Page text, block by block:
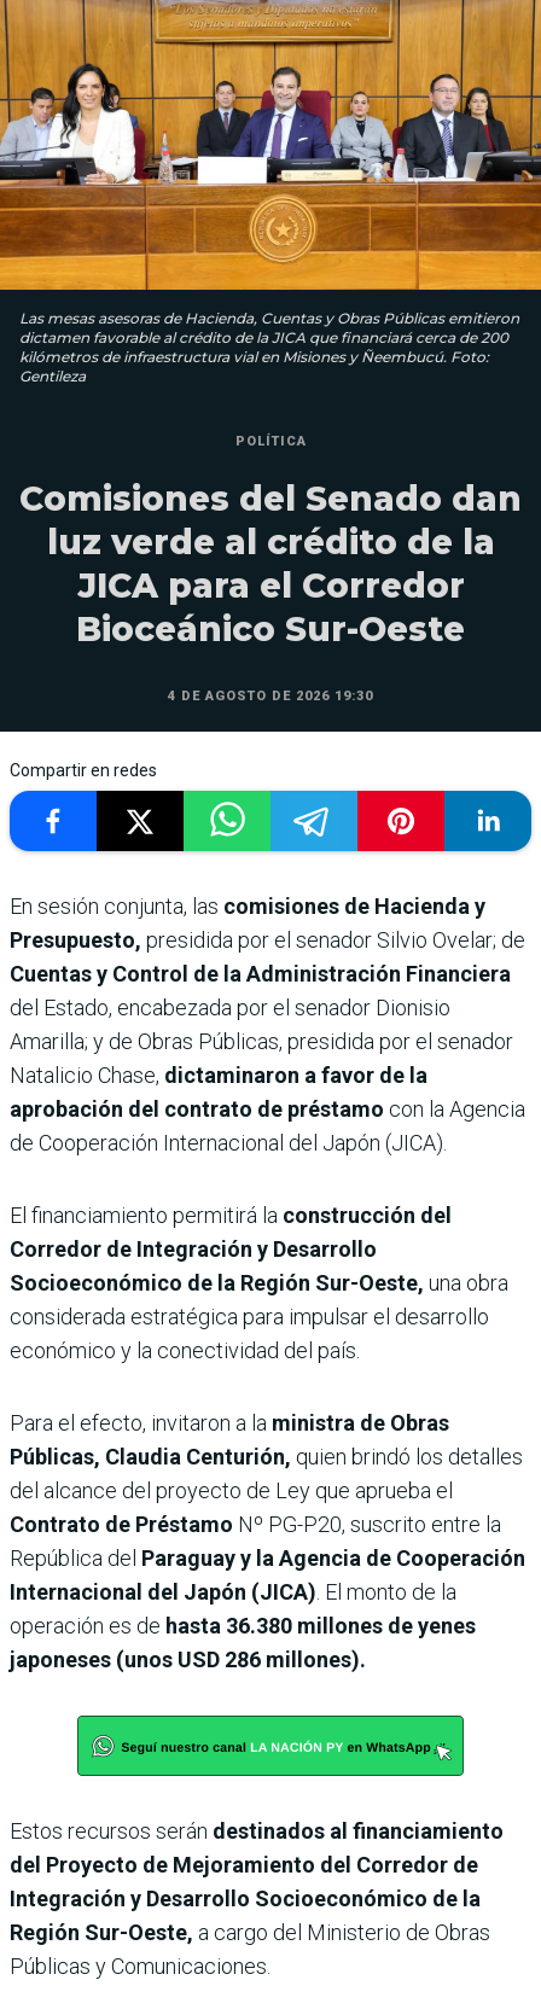
Las mesas asesoras de Hacienda, Cuentas y Obras Públicas emitieron
dictamen favorable al crédito de la JICA que financiará cerca de 200
kilómetros de infraestructura vial en Misiones y Ñeembucú. Foto:
Gentileza
POLÍTICA
Comisiones del Senado dan
luz verde al crédito de la
JICA para el Corredor
Bioceánico Sur-Oeste
4 DE AGOSTO DE 2026 19:30
Compartir en redes
En sesión conjunta, las comisiones de Hacienda y
Presupuesto, presidida por el senador Silvio Ovelar; de
Cuentas y Control de la Administración Financiera
del Estado, encabezada por el senador Dionisio
Amarilla; y de Obras Públicas, presidida por el senador
Natalicio Chase, dictaminaron a favor de la
aprobación del contrato de préstamo con la Agencia
de Cooperación Internacional del Japón (JICA).
El financiamiento permitirá la construcción del
Corredor de Integración y Desarrollo
Socioeconómico de la Región Sur-Oeste, una obra
considerada estratégica para impulsar el desarrollo
económico y la conectividad del país.
Para el efecto, invitaron a la ministra de Obras
Públicas, Claudia Centurión, quien brindó los detalles
del alcance del proyecto de Ley que aprueba el
Contrato de Préstamo Nº PG-P20, suscrito entre la
República del Paraguay y la Agencia de Cooperación
Internacional del Japón (JICA) . El monto de la
operación es de hasta 36.380 millones de yenes
japoneses (unos USD 286 millones).
Estos recursos serán destinados al financiamiento
del Proyecto de Mejoramiento del Corredor de
Integración y Desarrollo Socioeconómico de la
Región Sur-Oeste, a cargo del Ministerio de Obras
Públicas y Comunicaciones.